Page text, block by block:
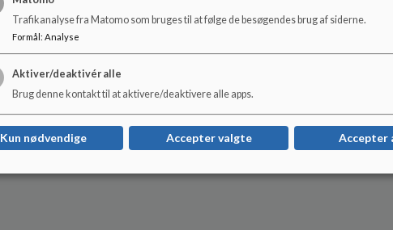
Trafikanalyse fra Matomo som bruges til at følge de besøgendes brug af siderne.
Formål: Analyse
Aktiver/deaktivér alle
Brug denne kontakt til at aktivere/deaktivere alle apps.
Kun nødvendige Accepter valgte Accepter